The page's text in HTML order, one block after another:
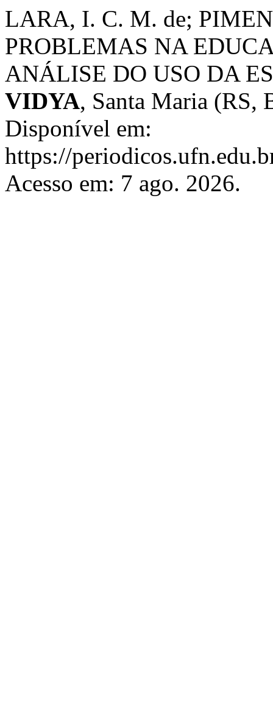
LARA, I. C. M. de;
PROBLEMAS NA
ANÁLISE DO USO DA
VIDYA, Santa Maria (RS,
Disponível em:
https://
Acesso em: 7 ago. 2026.